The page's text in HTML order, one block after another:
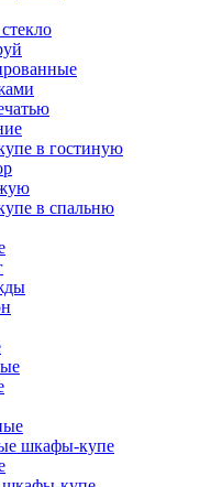
в гостиную
в спальню
шкафы-купе